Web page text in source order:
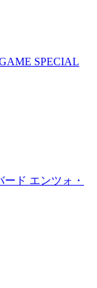
SPECIAL
ード エンツォ・